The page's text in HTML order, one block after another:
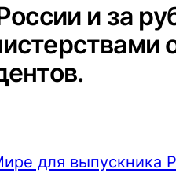
и за
для выпускника